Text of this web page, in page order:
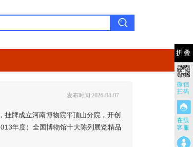
折叠
微信
扫码
在线
客服
发布时间:2026-04-07
牌成立河南博物院平顶山分院，开创
年度）全国博物馆十大陈列展览精品